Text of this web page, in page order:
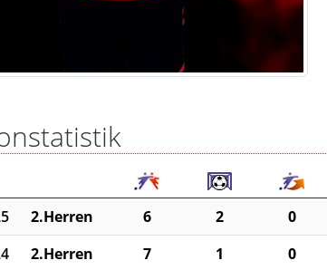
2.Herren 6 2 0
2.Herren 7 1 0